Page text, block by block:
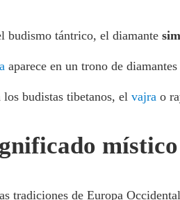
budismo tántrico, el diamante
aparece en un trono de
los budistas tibetanos, elvajra o
tradiciones de Europa